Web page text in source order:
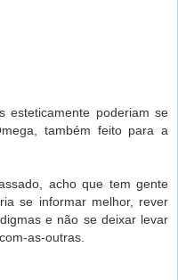
esteticamente poderiam se
também feito para a
acho que tem gente
se informar melhor, rever
e não se deixar levar
as-outras.